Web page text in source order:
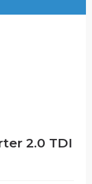
2.0 TDI